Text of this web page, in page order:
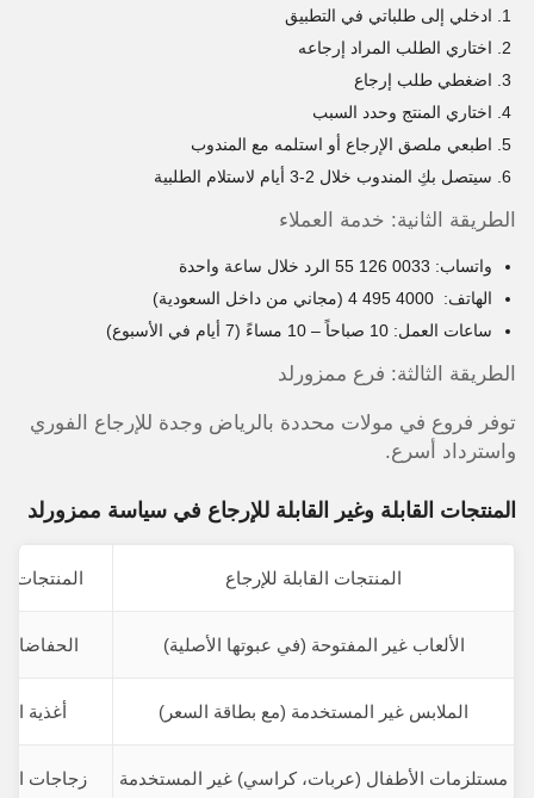
ادخلي إلى طلباتي في التطبيق
اختاري الطلب المراد إرجاعه
اضغطي طلب إرجاع
اختاري المنتج وحدد السبب
اطبعي ملصق الإرجاع أو استلمه مع المندوب
سيتصل بكِ المندوب خلال 2-3 أيام لاستلام الطلبية
الطريقة الثانية: خدمة العملاء
واتساب:
الرد خلال ساعة واحدة
الهاتف: 4000
(مجاني من داخل السعودية)
ساعات العمل: 10 صباحاً – 10 مساءً (7 أيام في الأسبوع)
الطريقة الثالثة: فرع ممزورلد
توفر فروع في مولات محددة بالرياض وجدة للإرجاع الفوري
واسترداد أسرع.
المنتجات القابلة وغير القابلة للإرجاع في سياسة ممزورلد
المنتجات القابلة للإرجاع المنتجات
الألعاب غير المفتوحة (في عبوتها الأصلية)
الملابس غير المستخدمة (مع بطاقة السعر) أغذية
مستلزمات الأطفال (عربات، كراسي) غير المستخدمة زجاجات